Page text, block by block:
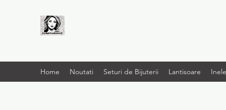
Home Noutati Seturi de Bijuterii Lantisoare Inele